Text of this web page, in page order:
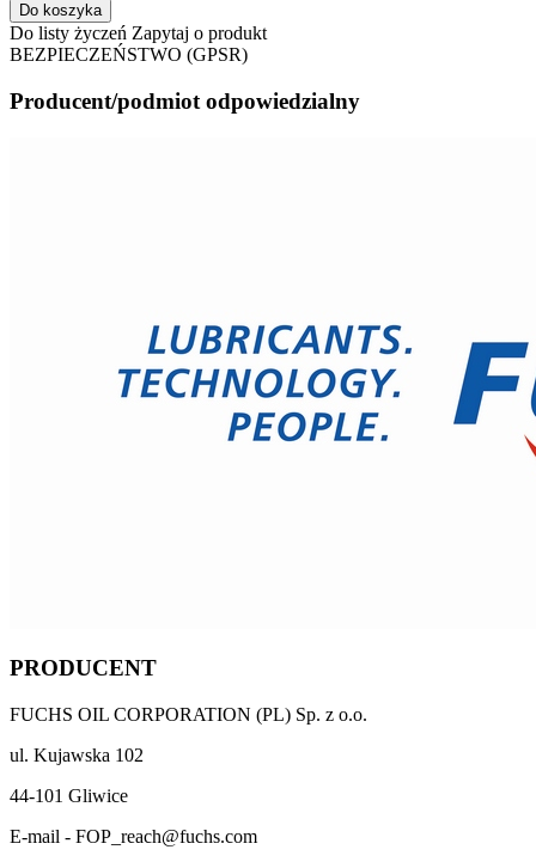
Do koszyka
Do listy życzeń Zapytaj o produkt
BEZPIECZEŃSTWO (GPSR)
Producent/podmiot odpowiedzialny
PRODUCENT
FUCHS OIL CORPORATION (PL) Sp. z o.o.
ul. Kujawska 102
44-101 Gliwice
E-mail - FOP_reach@fuchs.com